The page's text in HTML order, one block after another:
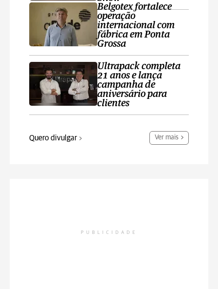
Belgotex fortalece
operação
internacional com
fábrica em Ponta
Grossa
Ultrapack completa
21 anos e lança
campanha de
aniversário para
clientes
Quero divulgar Ver mais
PUBLICIDADE